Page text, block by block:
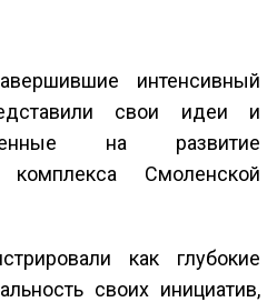
интенсивный
свои идеи и
на развитие
комплекса Смоленской
как глубокие
своих инициатив,